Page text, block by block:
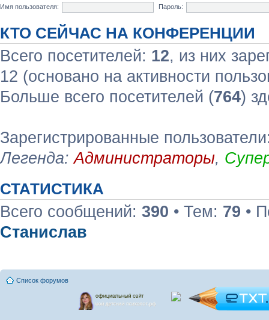
Имя пользователя:
Пароль:
КТО СЕЙЧАС НА КОНФЕРЕНЦИИ
Всего посетителей: 12, из них
12 (основано на активности
Больше всего посетителей (764)
Зарегистрированные
Легенда:Администраторы,
СТАТИСТИКА
Всего сообщений: 390 • Тем: 79 •
Станислав
Список форумов